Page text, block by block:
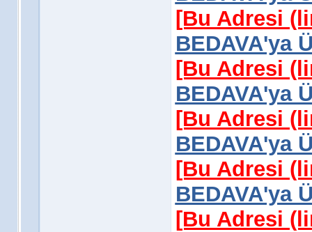
[Bu Adresi
BEDAVA'ya
[Bu Adresi
BEDAVA'ya
[Bu Adresi
BEDAVA'ya
[Bu Adresi
BEDAVA'ya
[Bu Adresi